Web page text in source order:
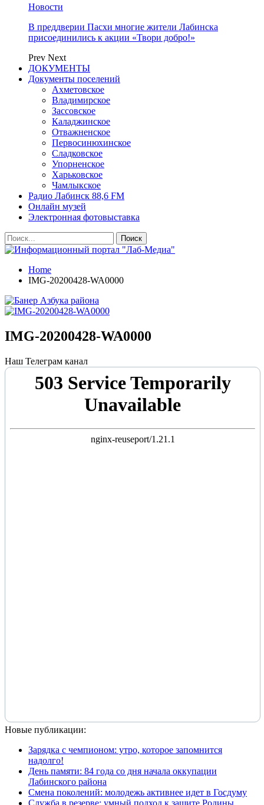
Новости
В преддверии Пасхи многие жители Лабинска
присоединились к акции «Твори добро!»
Prev Next
ДОКУМЕНТЫ
Документы поселений
Ахметовское
Владимирское
Зассовское
Каладжинское
Отважненское
Первосинюхинское
Сладковское
Упорненское
Харьковское
Чамлыкское
Радио Лабинск 88,6 FM
Онлайн музей
Электронная фотовыставка
Home
IMG-20200428-WA0000
IMG-20200428-WA0000
Наш Телеграм канал
Новые публикации:
Зарядка с чемпионом: утро, которое запомнится
надолго!
День памяти: 84 года со дня начала оккупации
Лабинского района
Смена поколений: молодежь активнее идет в Госдуму
Служба в резерве: умный подход к защите Родины